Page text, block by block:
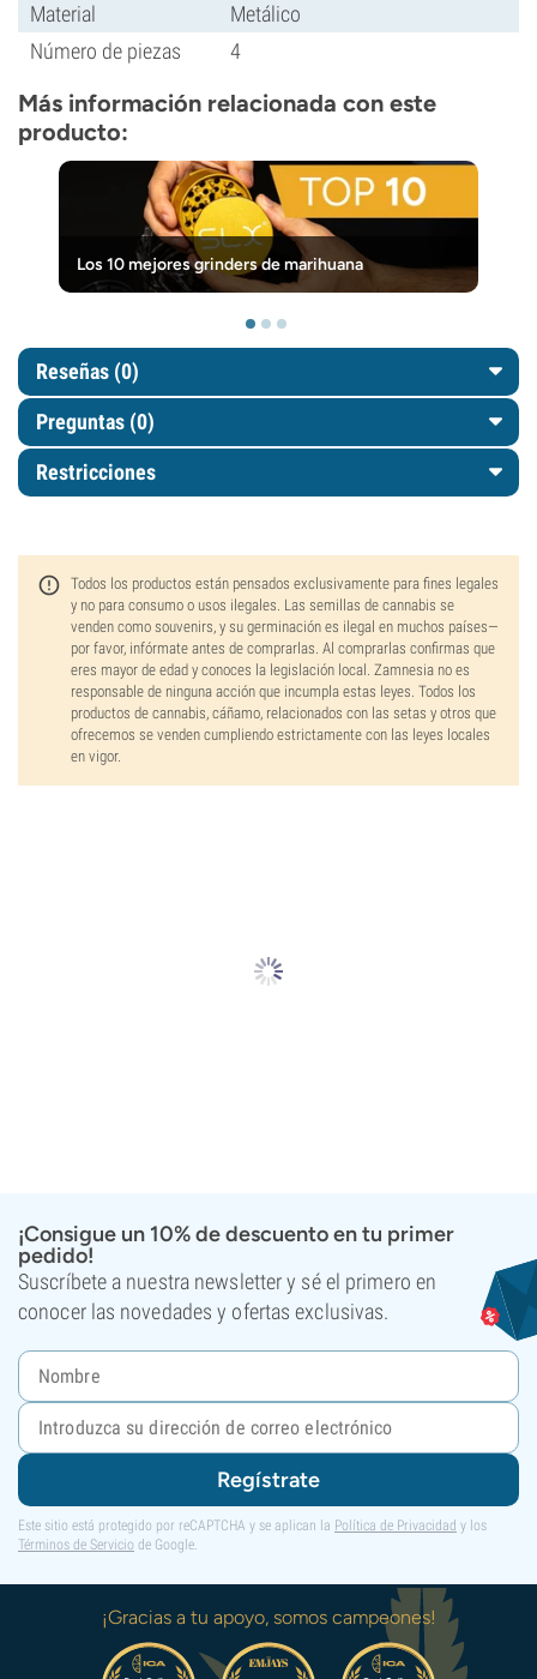
Material
Metálico
Número de piezas
4
Más información relacionada con este
producto:
Los 10 mejores grinders de marihuana
Reseñas (0)
Preguntas (0)
Restricciones
Todos los productos están pensados exclusivamente para fines legales
y no para consumo o usos ilegales. Las semillas de cannabis se
venden como souvenirs, y su germinación es ilegal en muchos países—
por favor, infórmate antes de comprarlas. Al comprarlas confirmas que
eres mayor de edad y conoces la legislación local. Zamnesia no es
responsable de ninguna acción que incumpla estas leyes. Todos los
productos de cannabis, cáñamo, relacionados con las setas y otros que
ofrecemos se venden cumpliendo estrictamente con las leyes locales
en vigor.
¡Consigue un 10% de descuento en tu primer
pedido!
Suscríbete a nuestra newsletter y sé el primero en
conocer las novedades y ofertas exclusivas.
Regístrate
Este sitio está protegido por reCAPTCHA y se aplican la Política de Privacidad y los
Términos de Servicio de Google.
¡Gracias a tu apoyo, somos campeones!